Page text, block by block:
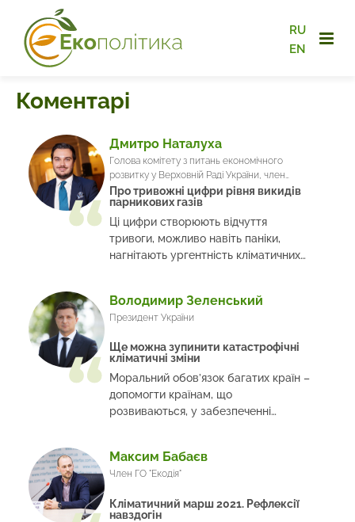
RU
EN
Коментарі
Дмитро Наталуха
Голова комітету з питань економічного
розвитку у Верховній Раді України, член
депутатської фракції політичної партії "Слуга
народу"
Про тривожні цифри рівня викидів
парникових газів
Ці цифри створюють відчуття
тривоги, можливо навіть паніки,
нагнітають ургентність кліматичних
Володимир Зеленський
Президент України
Ще можна зупинити катастрофічні
кліматичні зміни
Моральний обов’язок багатих країн –
допомогти країнам, що
розвиваються, у забезпеченні
Максим Бабаєв
Член ГО "Екодія"
Кліматичний марш 2021. Рефлексії
навздогін